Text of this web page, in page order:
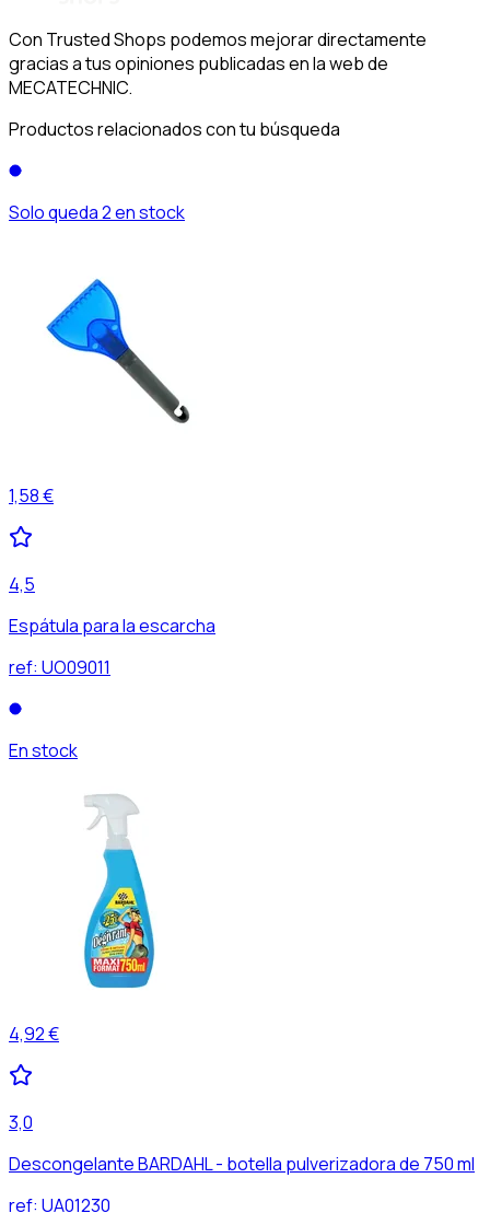
Con Trusted Shops podemos mejorar directamente
gracias a tus opiniones publicadas en la web de
MECATECHNIC.
Productos relacionados con tu búsqueda
Solo queda 2 en stock
1,58 €
4,5
Espátula para la escarcha
ref: UO09011
En stock
4,92 €
3,0
Descongelante BARDAHL - botella pulverizadora de 750 ml
ref: UA01230